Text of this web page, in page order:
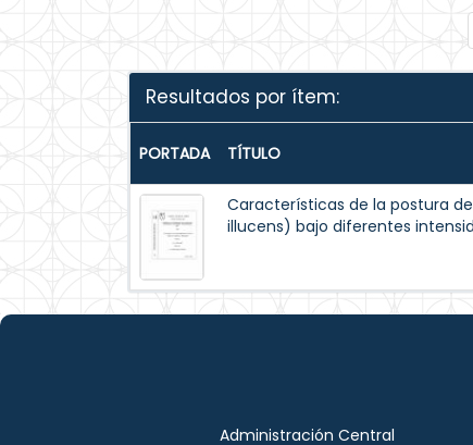
Resultados por ítem:
PORTADA TÍTULO
Características de la postura
illucens) bajo diferentes
Administración Central